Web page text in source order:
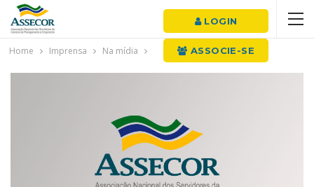
LOGIN
ASSOCIE-SE
Home Imprensa Na mídia